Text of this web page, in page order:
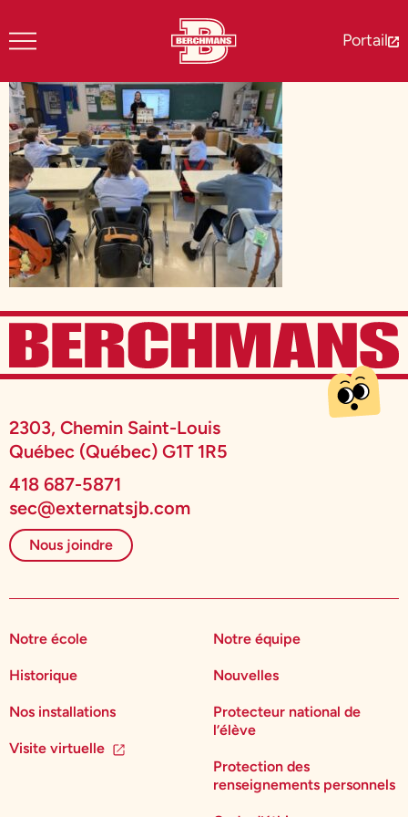
Portail
2303, Chemin Saint-Louis
Québec (Québec) G1T 1R5
418 687-5871
sec@externatsjb.com
Nous joindre
Notre école
Historique
Nos installations
Visite virtuelle
Notre équipe
Nouvelles
Protecteur national de
l’élève
Protection des
renseignements personnels